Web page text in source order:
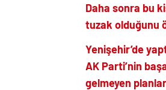
Daha sonra bu
tuzak olduğunu
Yenişehir’de
AK Parti’nin
gelmeyen